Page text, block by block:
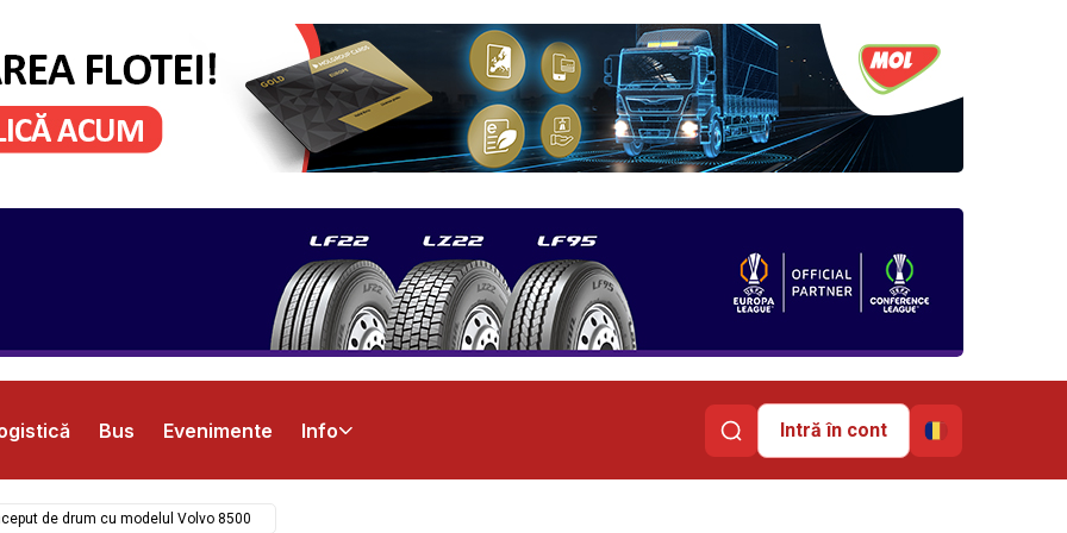
Bus Evenimente Info Intră în cont
de drum cu modelul Volvo 8500